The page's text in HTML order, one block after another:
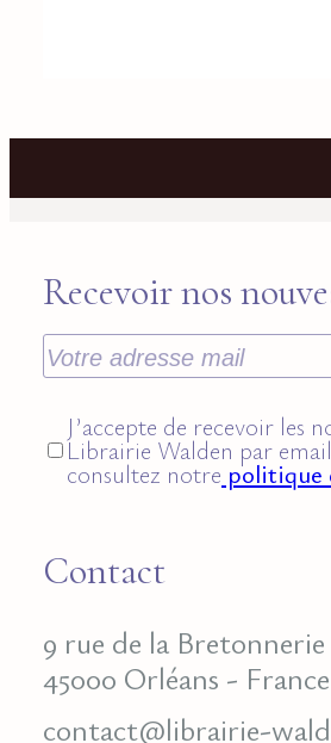
Recevoir nos
J’accepte de recevoir les
Librairie Walden par
consultez notre politique
Contact
9 rue de la Bretonnerie
45000 Orléans - France
contact@librairie-